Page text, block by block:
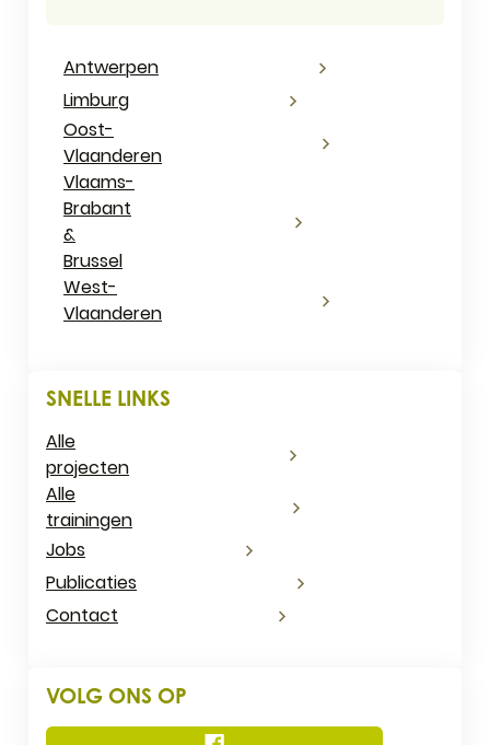
Antwerpen
Limburg
Oost-
Vlaanderen
Vlaams-
Brabant
&
Brussel
West-
Vlaanderen
SNELLE LINKS
Alle
projecten
Alle
trainingen
Jobs
Publicaties
Contact
VOLG ONS OP